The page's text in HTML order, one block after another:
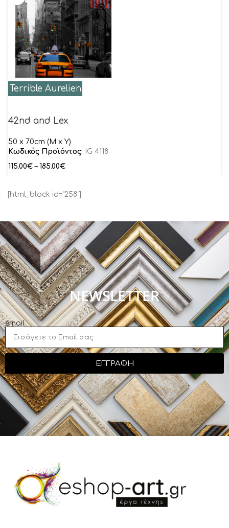
Terrible Aurelien
42nd and Lex
50 x 70cm (M x Y)
Κωδικός Προϊόντος:
IG 4118
115.00€ – 185.00€
[html_block id="258"]
NEWSLETTER
email
ΕΓΓΡΑΦΗ